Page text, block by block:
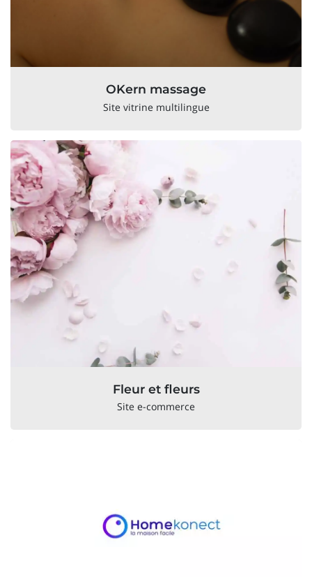
OKern massage
Site vitrine multilingue
Fleur et fleurs
Site e-commerce